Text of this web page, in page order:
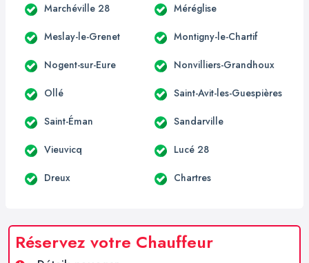
Marchéville 28 Méréglise
Meslay-le-Grenet Montigny-le-Chartif
Nogent-sur-Eure Nonvilliers-Grandhoux
Ollé Saint-Avit-les-Guespières
Saint-Éman Sandarville
Vieuvicq Lucé 28
Dreux Chartres
Réservez votre Chauffeur